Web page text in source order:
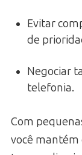
Evitar
de
Negociar
telefonia.
Com
você mantém